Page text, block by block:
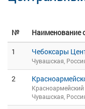
№ Наименование
1
Чебоксары
Чувашская,
2
Красноармейский
Чувашская,